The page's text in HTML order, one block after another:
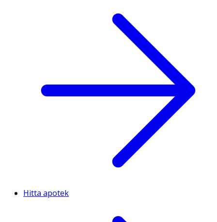
Hitta apotek